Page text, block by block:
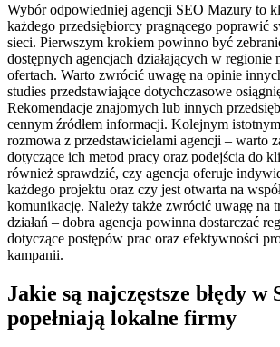
Wybór odpowiedniej agencji SEO Mazury to
każdego przedsiębiorcy pragnącego poprawić
sieci. Pierwszym krokiem powinno być
dostępnych agencjach działających w regionie
ofertach. Warto zwrócić uwagę na opinie
studies przedstawiające dotychczasowe
Rekomendacje znajomych lub innych
cennym źródłem informacji. Kolejnym
rozmowa z przedstawicielami agencji – warto
dotyczące ich metod pracy oraz podejścia do
również sprawdzić, czy agencja oferuje
każdego projektu oraz czy jest otwarta na
komunikację. Należy także zwrócić uwagę na
działań – dobra agencja powinna dostarczać
dotyczące postępów prac oraz efektywności
kampanii.
Jakie są najczęstsze błędy w
popełniają lokalne firmy